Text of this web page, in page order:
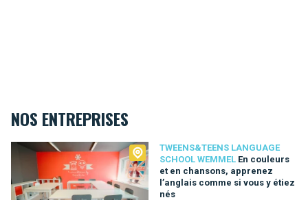
NOS ENTREPRISES
TWEENS&TEENS LANGUAGE
SCHOOL WEMMEL En couleurs
et en chansons, apprenez
l’anglais comme si vous y étiez
nés
Tweens&Teens language school Wemmel